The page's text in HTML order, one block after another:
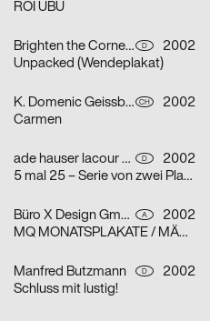
ROI UBU
Brighten the Corners Studio for Design D
2002
Unpacked (Wendeplakat)
K. Domenic Geissbühler CH
2002
Carmen
ade hauser lacour kommunikationsgestaltung gmbh D
2002
5 mal 25 – Serie von zwei Plakaten
Büro X Design GmbH A
2002
MQ MONATSPLAKATE / MÄRZ 2002 – Serie von zwei Plakaten
Manfred Butzmann D
2002
Schluss mit lustig!